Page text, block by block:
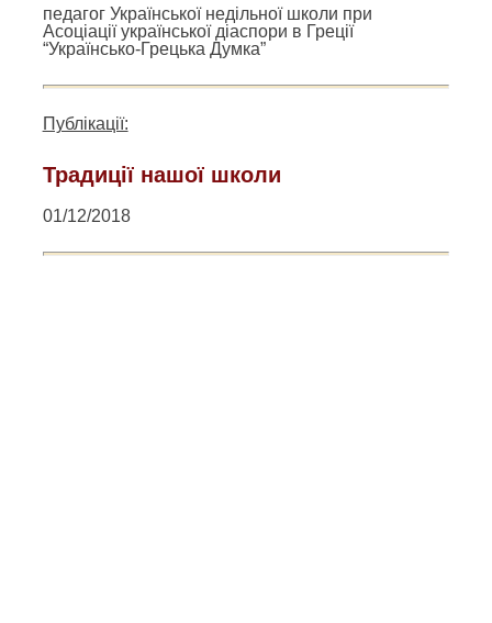
педагог Української недільної школи при
Асоціації української діаспори в Греції
“Українсько-Грецька Думка”
Публікації:
Традиції нашої школи
01/12/2018